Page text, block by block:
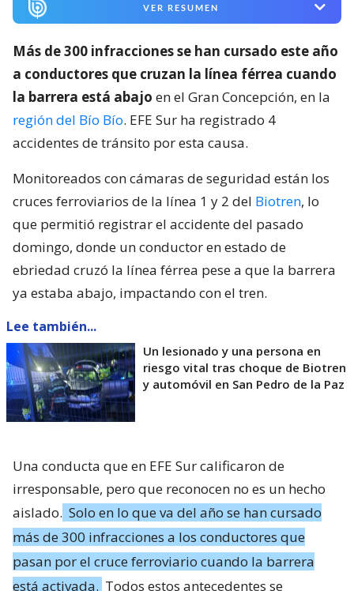
VER RESUMEN
Más de 300 infracciones se han cursado este año
a conductores que cruzan la línea férrea cuando
la barrera está abajo en el Gran Concepción, en la
región del Bío Bío. EFE Sur ha registrado 4
accidentes de tránsito por esta causa.
Monitoreados con cámaras de seguridad están los
cruces ferroviarios de la línea 1 y 2 del Biotren, lo
que permitió registrar el accidente del pasado
domingo, donde un conductor en estado de
ebriedad cruzó la línea férrea pese a que la barrera
ya estaba abajo, impactando con el tren.
Lee también...
Un lesionado y una persona en
riesgo vital tras choque de Biotren
y automóvil en San Pedro de la Paz
Una conducta que en EFE Sur calificaron de
irresponsable, pero que reconocen no es un hecho
aislado. Solo en lo que va del año se han cursado
más de 300 infracciones a los conductores que
pasan por el cruce ferroviario cuando la barrera
está activada. Todos estos antecedentes se